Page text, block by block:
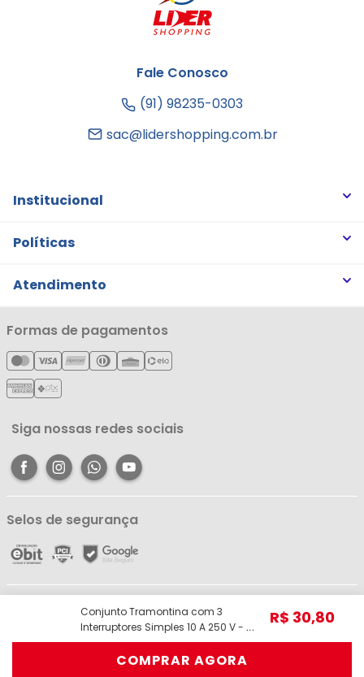
Conjunto Tramontina com 3
Interruptores Simples 10 A 250 V - Liz
Grafite
R$ 30,80
COMPRAR AGORA
Fale Conosco
(91) 98235-0303
sac@lidershopping.com.br
Institucional
Quem somos
Notícias
Cartão Líderzan
Políticas
Trocas e Devoluções
Política de Privacidade
Política de Entrega
Política de Reembolso
Atendimento
Minha Conta
Meus Pedidos
Meus Favoritos
Central de Atendimento
Formas de pagamentos
Siga nossas redes sociais
Selos de segurança
Pariquis, 1056 - Jurunas, Belém - PA, 66033-590 | Telefone: (91) 98403-
3948 © Todos os direitos reservados.